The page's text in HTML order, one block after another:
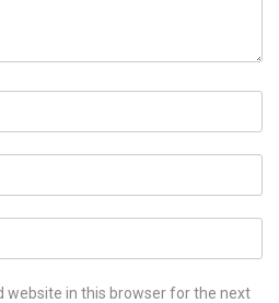
website in this browser for the next